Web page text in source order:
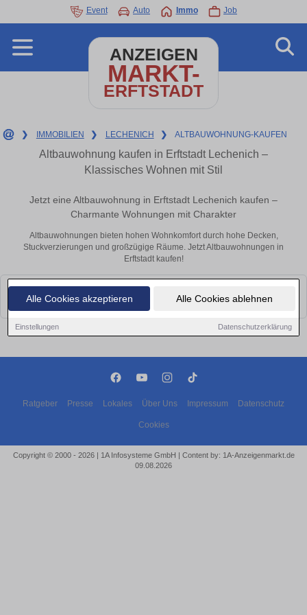
Alle Cookies akzeptieren Alle Cookies ablehnen
Einstellungen Datenschutzerklärung
Event Auto Immo Job
ANZEIGEN
MARKT-
ERFTSTADT
❯ IMMOBILIEN ❯ LECHENICH ❯ ALTBAUWOHNUNG-KAUFEN
Altbauwohnung kaufen in Erftstadt Lechenich –
Klassisches Wohnen mit Stil
Jetzt eine Altbauwohnung in Erftstadt Lechenich kaufen –
Charmante Wohnungen mit Charakter
Altbauwohnungen bieten hohen Wohnkomfort durch hohe Decken,
Stuckverzierungen und großzügige Räume. Jetzt Altbauwohnungen in
Erftstadt kaufen!
Leider konnten wir derzeit keine passenden Objekte finden. Schauen Sie
bald wieder vorbei!
Ratgeber Presse Lokales Über Uns Impressum Datenschutz
Cookies
Copyright © 2000 - 2026 | 1A Infosysteme GmbH | Content by: 1A-Anzeigenmarkt.de
09.08.2026